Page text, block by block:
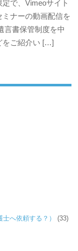
で、Vimeoサイト
ナーの動画配信を
言書保管制度を中
をご紹介い […]
へ依頼する？） (33)